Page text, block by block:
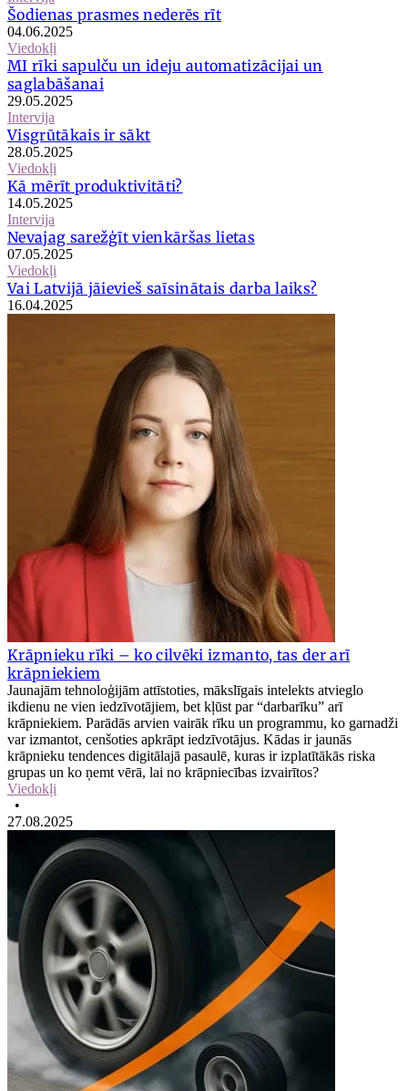
Šodienas prasmes nederēs rīt
04.06.2025
Viedokļi
MI rīki sapulču un ideju automatizācijai un
saglabāšanai
29.05.2025
Intervija
Visgrūtākais ir sākt
28.05.2025
Viedokļi
Kā mērīt produktivitāti?
14.05.2025
Intervija
Nevajag sarežģīt vienkāršas lietas
07.05.2025
Viedokļi
Vai Latvijā jāievieš saīsinātais darba laiks?
16.04.2025
Krāpnieku rīki – ko cilvēki izmanto, tas der arī
krāpniekiem
Jaunajām tehnoloģijām attīstoties, mākslīgais intelekts atvieglo
ikdienu ne vien iedzīvotājiem, bet kļūst par “darbarīku” arī
krāpniekiem. Parādās arvien vairāk rīku un programmu, ko garnadži
var izmantot, cenšoties apkrāpt iedzīvotājus. Kādas ir jaunās
krāpnieku tendences digitālajā pasaulē, kuras ir izplatītākās riska
grupas un ko ņemt vērā, lai no krāpniecības izvairītos?
Viedokļi
•
27.08.2025